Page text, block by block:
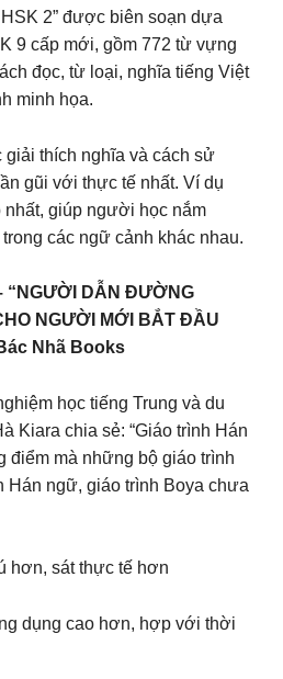
2” được biên soạn dựa
9 cấp mới, gồm 772 từ vựng
đọc, từ loại, nghĩa tiếng Việt
minh họa.
thích nghĩa và cách sử
gũi với thực tế nhất. Ví dụ
giúp người học nắm
các ngữ cảnh khác nhau.
“NGƯỜI DẪN ĐƯỜNG
NGƯỜI MỚI BẮT ĐẦU
Nhã Books
học tiếng Trung và du
Kiara chia sẻ: “Giáo trình Hán
điểm mà những bộ giáo trình
Hán ngữ, giáo trình Boya chưa
hơn, sát thực tế hơn
dụng cao hơn, hợp với thời